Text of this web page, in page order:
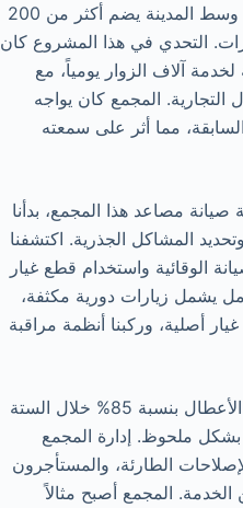
كان مشروع مجمع تجاري كبير في وسط المدينة يضم أكثر من 200
التحدي في هذا المشروع كان
عالية لخدمة آلاف الزوار يومياً، مع
المجمع كان يواجه
مما أثر على سمعته
مصاعد هذا المجمع، بدأنا
المشاكل الجذرية. اكتشفنا
الوقائية واستخدام قطع غيار
يشمل زيارات دورية مكثفة،
أصلية، وركبنا أنظمة مراقبة
النتائج كانت مذهلة، حيث انخفضت الأعطال بنسبة 85% خلال الستة
بشكل ملحوظ. إدارة المجمع
الطارئة، والمستأجرون
المجمع أصبح مثالاً